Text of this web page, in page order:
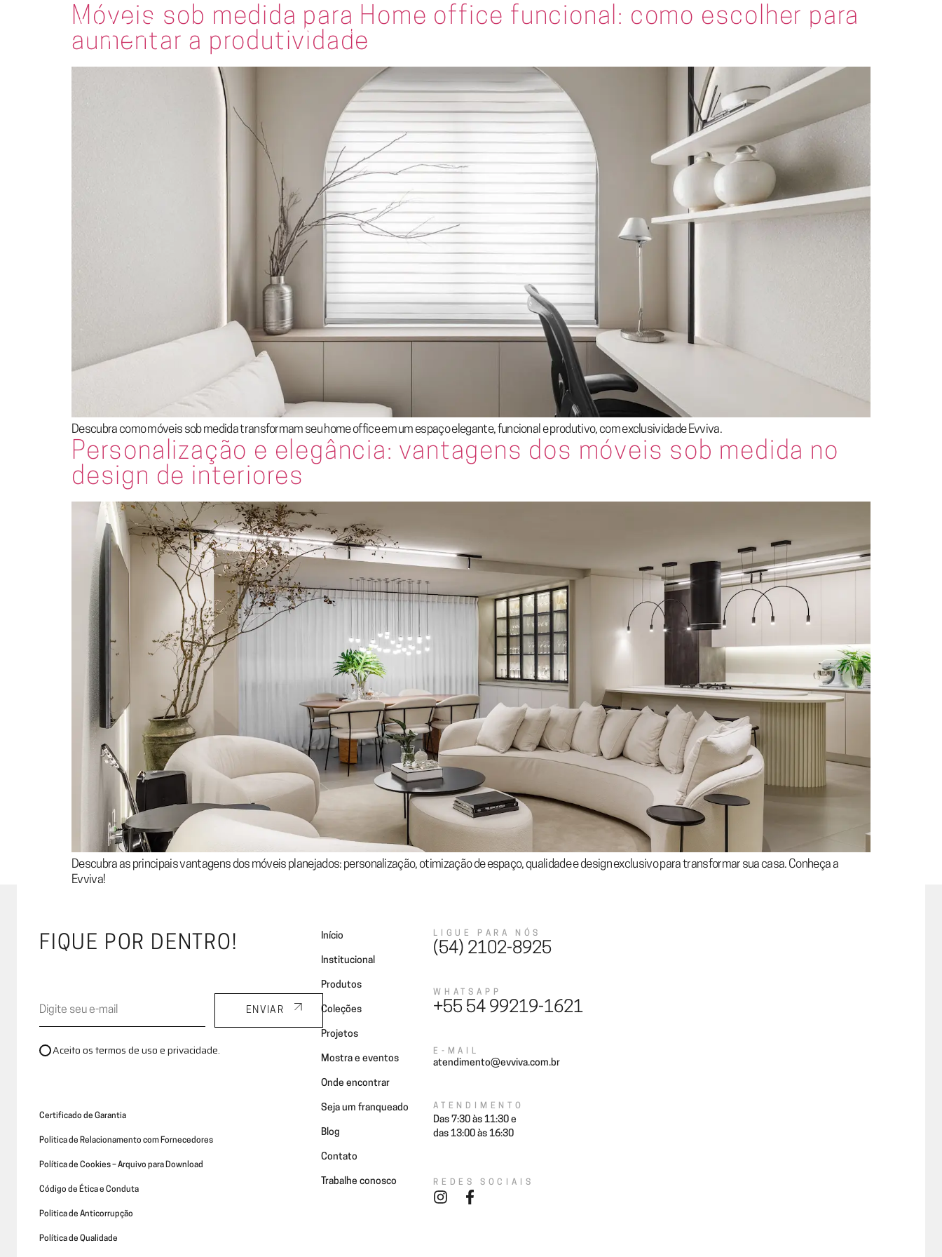
Ambientes Coleções Área do Franqueado
Móveis sob medida para Home office funcional: como escolher para
aumentar a produtividade
Descubra como móveis sob medida transformam seu home office em um espaço elegante, funcional e produtivo, com exclusividade Evviva.
Personalização e elegância: vantagens dos móveis sob medida no
design de interiores
Descubra as principais vantagens dos móveis planejados: personalização, otimização de espaço, qualidade e design exclusivo para transformar sua casa. Conheça a
Evviva!
FIQUE POR DENTRO!
Aceito os termos de uso e privacidade.
ENVIAR
Certificado de Garantia
Politica de Relacionamento com Fornecedores
Política de Cookies – Arquivo para Download
Código de Ética e Conduta
Politica de Anticorrupção
Política de Qualidade
Início
Institucional
Produtos
Coleções
Projetos
Mostra e eventos
Onde encontrar
Seja um franqueado
Blog
Contato
Trabalhe conosco
LIGUE PARA NÓS
(54) 2102-8925
WHATSAPP
+55 54 99219-1621
E-MAIL
atendimento@evviva.com.br
ATENDIMENTO
Das 7:30 às 11:30 e
das 13:00 às 16:30
REDES SOCIAIS